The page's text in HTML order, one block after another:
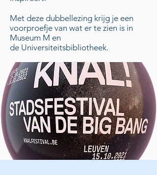
Met deze dubbellezing krijg je een
voorproefje van wat er te zien is in
Museum M en
de Universiteitsbibliotheek.